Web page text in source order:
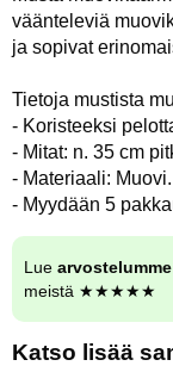
väänteleviä
ja sopivat
Tietoja mustista
- Koristeeksi
- Mitat: n. 35 cm
- Materiaali: Muovi.
- Myydään 5
Lue arvostelumme
meistä ★★★★★
Katso lisää